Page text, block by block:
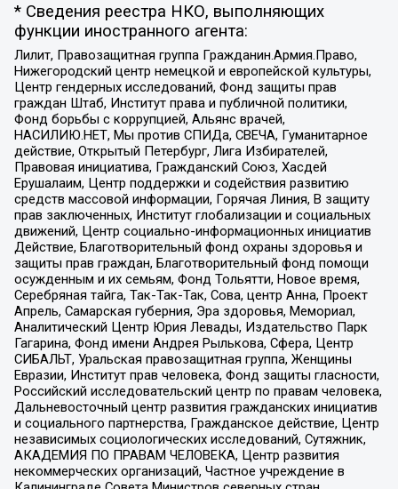
* Сведения реестра НКО, выполняющих
функции иностранного агента:
Лилит, Правозащитная группа Гражданин.Армия.Право,
Нижегородский центр немецкой и европейской культуры,
Центр гендерных исследований, Фонд защиты прав
граждан Штаб, Институт права и публичной политики,
Фонд борьбы с коррупцией, Альянс врачей,
НАСИЛИЮ.НЕТ, Мы против СПИДа, СВЕЧА, Гуманитарное
действие, Открытый Петербург, Лига Избирателей,
Правовая инициатива, Гражданский Союз, Хасдей
Ерушалаим, Центр поддержки и содействия развитию
средств массовой информации, Горячая Линия, В защиту
прав заключенных, Институт глобализации и социальных
движений, Центр социально-информационных инициатив
Действие, Благотворительный фонд охраны здоровья и
защиты прав граждан, Благотворительный фонд помощи
осужденным и их семьям, Фонд Тольятти, Новое время,
Серебряная тайга, Так-Так-Так, Сова, центр Анна, Проект
Апрель, Самарская губерния, Эра здоровья, Мемориал,
Аналитический Центр Юрия Левады, Издательство Парк
Гагарина, Фонд имени Андрея Рылькова, Сфера, Центр
СИБАЛЬТ, Уральская правозащитная группа, Женщины
Евразии, Институт прав человека, Фонд защиты гласности,
Российский исследовательский центр по правам человека,
Дальневосточный центр развития гражданских инициатив
и социального партнерства, Гражданское действие, Центр
независимых социологических исследований, Сутяжник,
АКАДЕМИЯ ПО ПРАВАМ ЧЕЛОВЕКА, Центр развития
некоммерческих организаций, Частное учреждение в